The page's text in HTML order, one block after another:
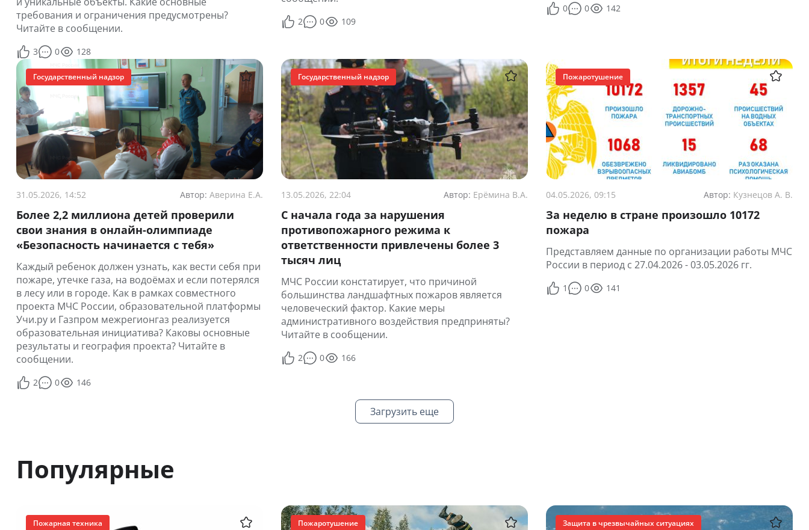
требования и ограничения предусмотрены?
Читайте в сообщении.
3 0 128
2 0 109
0 0 142
Государственный надзор
31.05.2026, 14:52 Автор: Аверина Е.А.
Более 2,2 миллиона детей проверили
свои знания в онлайн-олимпиаде
«Безопасность начинается с тебя»
Каждый ребенок должен узнать, как вести себя при
пожаре, утечке газа, на водоёмах и если потерялся
в лесу или в городе. Как в рамках совместного
проекта МЧС России, образовательной платформы
Учи.ру и Газпром межрегионгаз реализуется
образовательная инициатива? Каковы основные
результаты и география проекта? Читайте в
сообщении.
2 0 146
Государственный надзор
13.05.2026, 22:04 Автор: Ерёмина В.А.
С начала года за нарушения
противопожарного режима к
ответственности привлечены более 3
тысяч лиц
МЧС России констатирует, что причиной
большинства ландшафтных пожаров является
человеческий фактор. Какие меры
административного воздействия предприняты?
Читайте в сообщении.
2 0 166
Пожаротушение
04.05.2026, 09:15 Автор: Кузнецов А. В.
За неделю в стране произошло 10172
пожара
Представляем данные по организации работы МЧС
России в период с 27.04.2026 - 03.05.2026 гг.
1 0 141
Загрузить еще
Популярные
Пожарная техника Пожаротушение Защита в чрезвычайных ситуациях